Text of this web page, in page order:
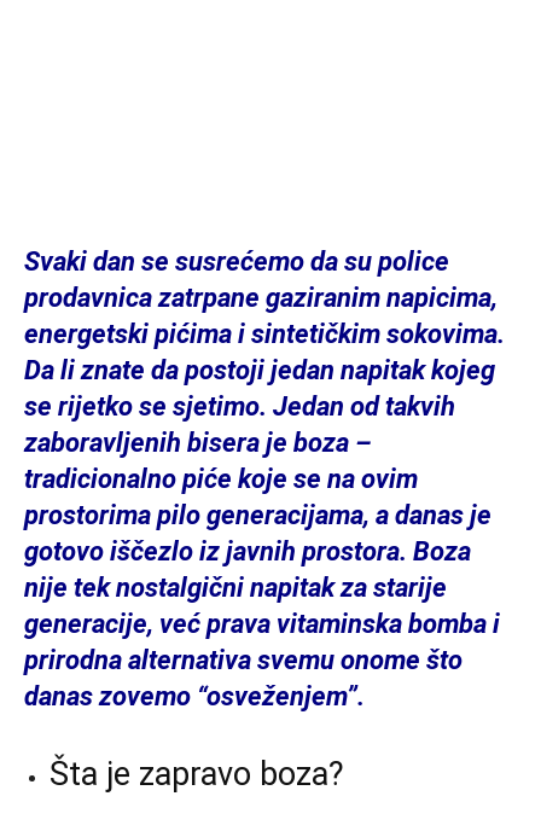
Svaki dan se susrećemo da su police
prodavnica zatrpane gaziranim napicima,
energetski pićima i sintetičkim sokovima.
Da li znate da postoji jedan napitak kojeg
se rijetko se sjetimo. Jedan od takvih
zaboravljenih bisera je boza –
tradicionalno piće koje se na ovim
prostorima pilo generacijama, a danas je
gotovo iščezlo iz javnih prostora. Boza
nije tek nostalgični napitak za starije
generacije, već prava vitaminska bomba i
prirodna alternativa svemu onome što
danas zovemo “osveženjem”.
Šta je zapravo boza?